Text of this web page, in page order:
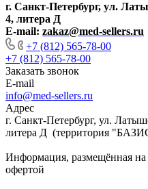
г. Санкт-Петербург, ул.
4, литера Д
E-mail: zakaz@med-sellers.ru
+7 (812) 565-78-00
+7 (812) 565-78-00
Заказать звонок
E-mail
info@med-sellers.ru
Адрес
г. Санкт-Петербург, ул.
литера Д (территория
Информация, размещённая на
офертой